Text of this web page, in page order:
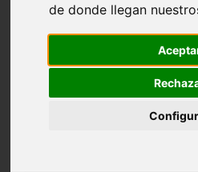
de donde llegan